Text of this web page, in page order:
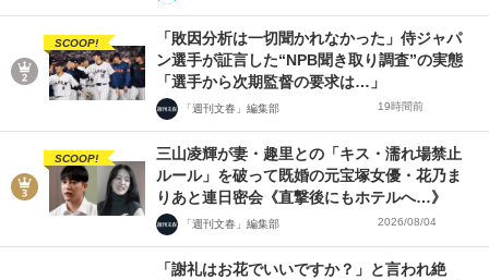
SCOOP!
「敗因分析は一切聞かれなかった」侍ジャパ
ン選手が証言した“NPB聞き取り調査”の実態
「選手から次期監督の要求は…」
「週刊文春」編集部 19時間前
SCOOP!
三山凌輝が妻・趣里との「キス・濡れ場禁止
ルール」を破って既婚の元宝塚女優・花乃ま
りあと連日密会《直撃後にもホテルへ…》
「週刊文春」編集部 2026/08/04
「謝礼はお花でいいですか？」と言われ絶